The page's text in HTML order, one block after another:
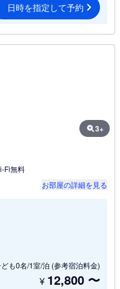
日時を指定して予約
3+
Fi無料
お部屋の詳細を見る
も0名/1室/泊 (参考宿泊料金)
¥ 12,800 〜